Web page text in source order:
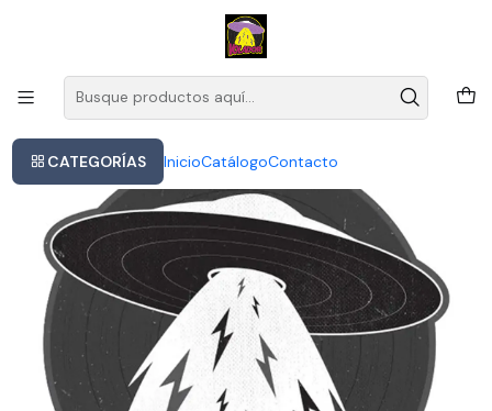
CATEGORÍAS InicioCatálogoContacto
Este es el texto del slide